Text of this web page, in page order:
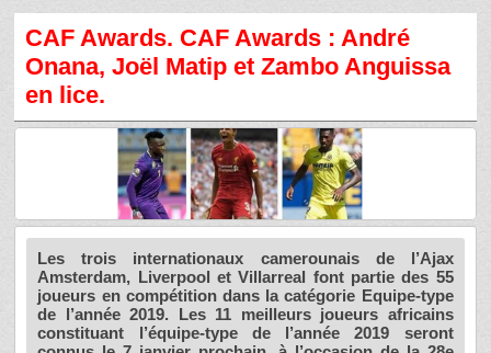
CAF Awards. CAF Awards : André
Onana, Joël Matip et Zambo Anguissa
en lice.
Les trois internationaux camerounais de l’Ajax
Amsterdam, Liverpool et Villarreal font partie des 55
joueurs en compétition dans la catégorie Equipe-type
de l’année 2019. Les 11 meilleurs joueurs africains
constituant l’équipe-type de l’année 2019 seront